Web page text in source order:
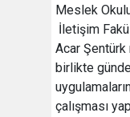
Meslek
İletişim
Acar
birlikte
çalışması